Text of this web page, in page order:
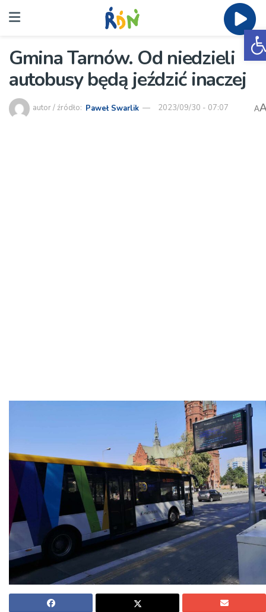
Gmina Tarnów. Od niedzieli
autobusy będą jeździć inaczej
autor / źródło: Paweł Swarlik 2023/09/30 - 07:07 A